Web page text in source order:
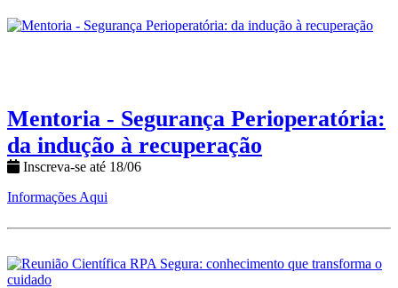
Mentoria - Segurança Perioperatória:
da indução à recuperação
Inscreva-se até 18/06
Informações Aqui